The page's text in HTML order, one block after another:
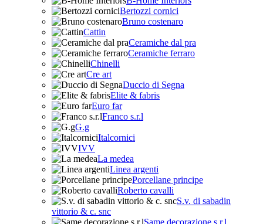
Bertozzi cornici
Bruno costenaro
Cattin
Ceramiche dal pra
Ceramiche ferraro
Chinelli
Cre art
Duccio di Segna
Elite & fabris
Euro far
Franco s.r.l
G.g
Italcornici
IVV
La medea
Linea argenti
Porcellane principe
Roberto cavalli
S.v. di sabadin
vittorio & c. snc
Same decorazione s.r.l